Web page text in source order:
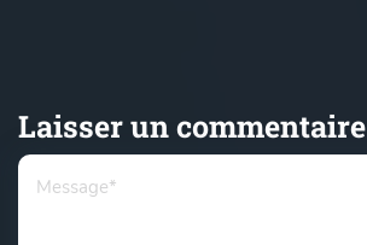
Laisser un commentaire